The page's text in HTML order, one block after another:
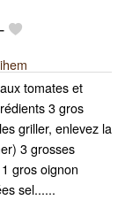
-
tomates et
3 gros
griller, enlevez la
3 grosses
gros oignon
sel......